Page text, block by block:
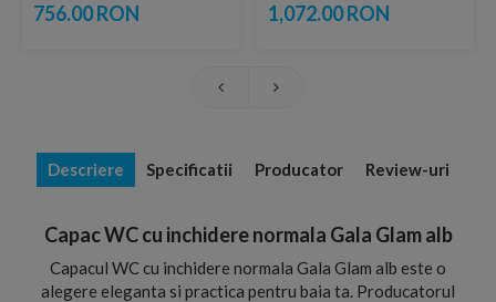
756.00 RON 1,072.00 RON
Descriere Specificatii Producator Review-uri
Capac WC cu inchidere normala Gala Glam alb
Capacul WC cu inchidere normala Gala Glam alb este o
alegere eleganta si practica pentru baia ta. Producatorul